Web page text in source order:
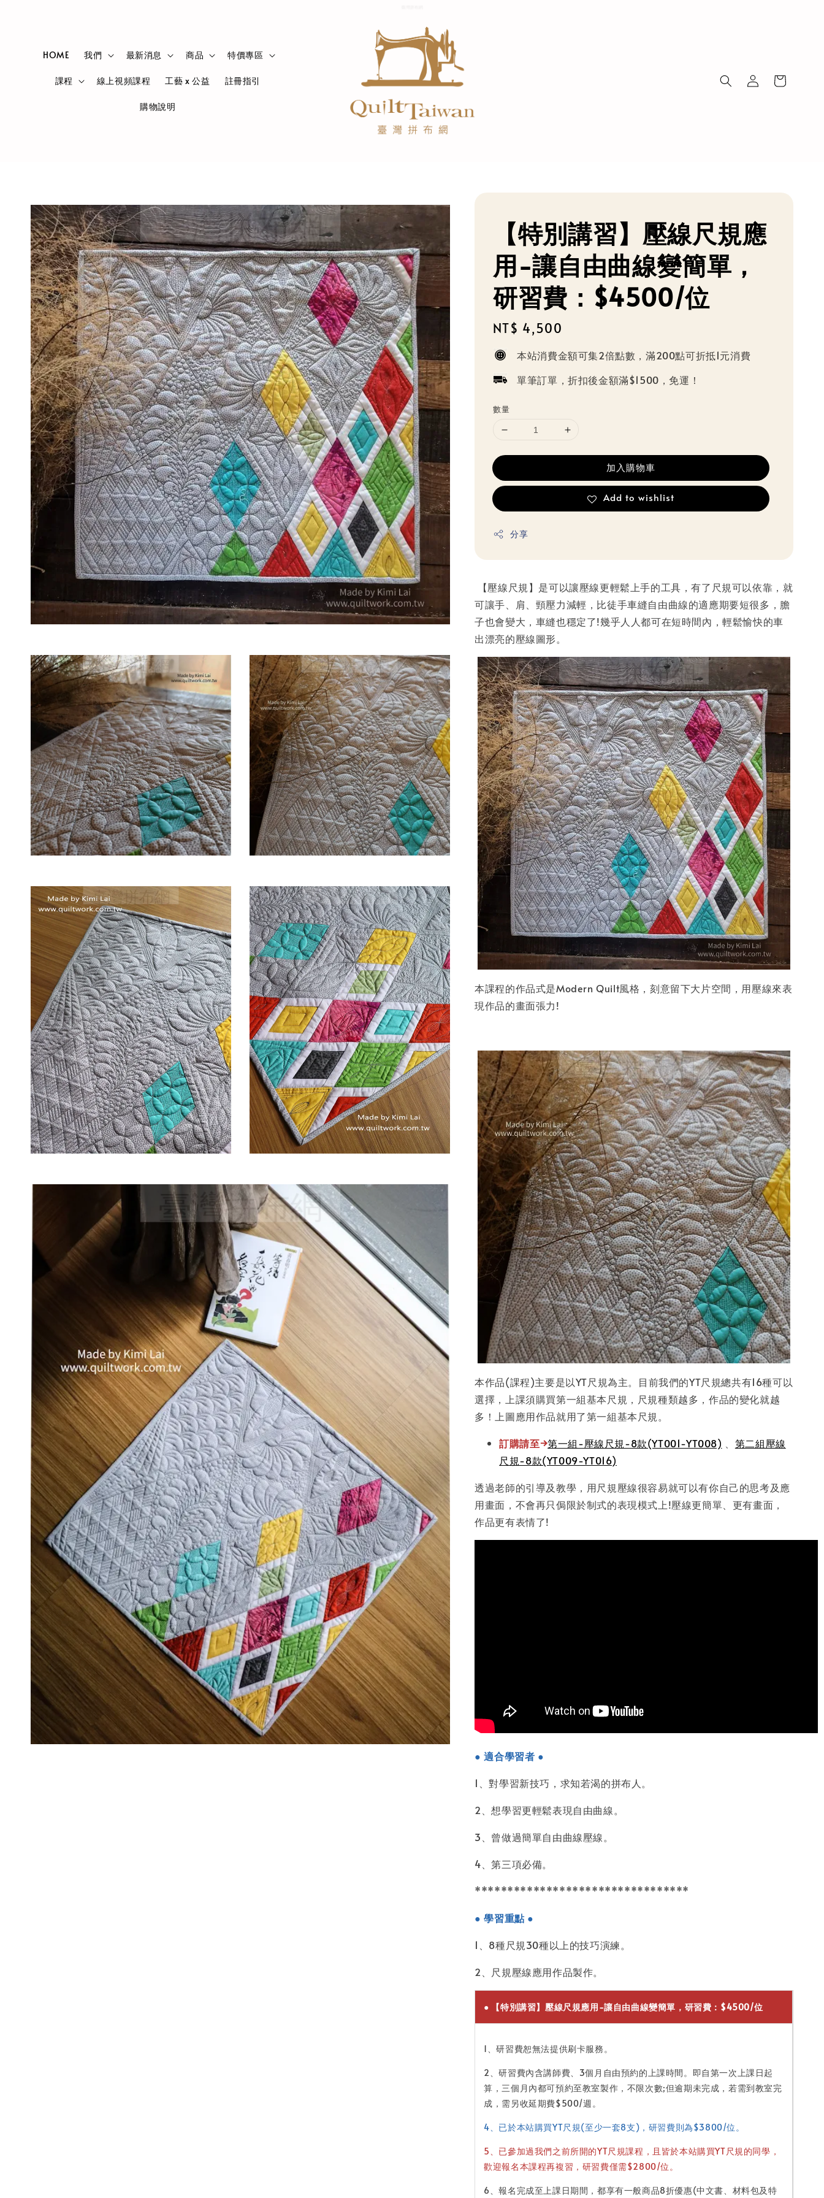
HOME 我們 最新消息 商品 特價專區
課程 線上視頻課程 工藝 x 公益 註冊指引
購物說明
【特別講習】壓線尺規應
用-讓自由曲線變簡單，
研習費：$4500/位
Regular
price
NT$ 4,500
本站消費金額可集2倍點數，滿200點可折抵1元消費
單筆訂單，折扣後金額滿$1500，免運！
數量
加入購物車
Add to wishlist
分享
【壓線尺規】是可以讓壓線更輕鬆上手的工具，有了尺規可以依靠，就
可讓手、肩、頸壓力減輕，比徒手車縫自由曲線的適應期要短很多，膽
子也會變大，車縫也穩定了!幾乎人人都可在短時間內，輕鬆愉快的車
出漂亮的壓線圖形。
本課程的作品式是Modern Quilt風格，刻意留下大片空間，用壓線來表
現作品的畫面張力!
本作品(課程)主要是以YT尺規為主。目前我們的YT尺規總共有16種可以
選擇，上課須購買第一組基本尺規，尺規種類越多，作品的變化就越
多！上圖應用作品就用了第一組基本尺規。
訂購請至→第一組-壓線尺規-8款(YT001-YT008)
第二組壓線
尺規-8款(YT009-YT016)
透過老師的引導及教學，用尺規壓線很容易就可以有你自己的思考及應
用畫面，不會再只侷限於制式的表現模式上!壓線更簡單、更有畫面，
作品更有表情了!
● 適合學習者 ●
1、對學習新技巧，求知若渴的拼布人。
2、想學習更輕鬆表現自由曲線。
3、曾做過簡單自由曲線壓線。
4、第三項必備。
*********************************
● 學習重點 ●
1、8種尺規30種以上的技巧演練。
2、尺規壓線應用作品製作。
● 【特別講習】壓線尺規應用-讓自由曲線變簡單，研習費：$4500/位
1、研習費恕無法提供刷卡服務。
2、研習費內含講師費、3個月自由預約的上課時間。即自第一次上課日起
算，三個月內都可預約至教室製作，不限次數;但逾期未完成，若需到教室完
成，需另收延期費$500/週。
4、已於本站購買YT尺規(至少一套8支)，研習費則為$3800/位。
5、已參加過我們之前所開的YT尺規課程，且皆於本站購買YT尺規的同學，
歡迎報名本課程再複習，研習費僅需$2800/位。
6、報名完成至上課日期間，都享有一般商品8折優惠(中文書、材料包及特